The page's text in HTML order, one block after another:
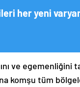
her yeni
ve egemenliğini
komşu tüm